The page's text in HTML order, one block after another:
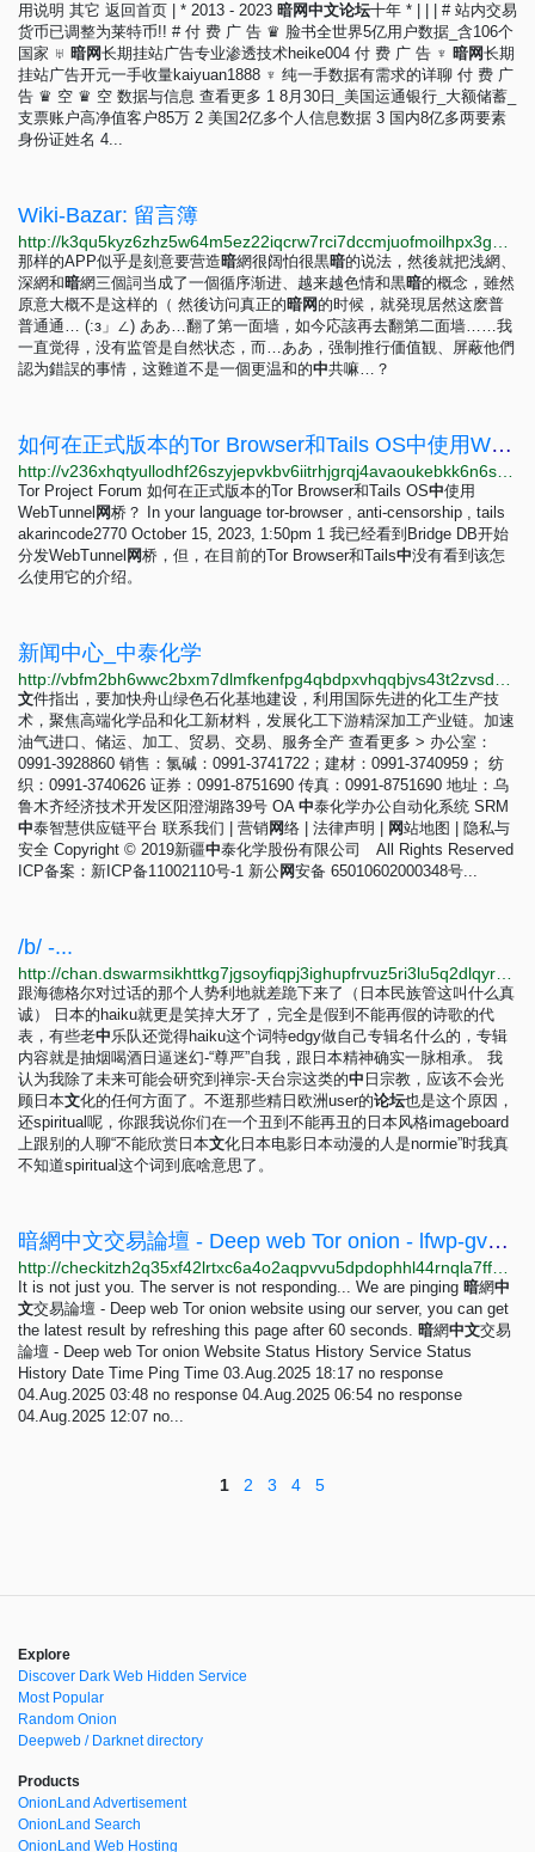
用说明 其它 返回首页 | * 2013 - 2023 暗网中文论坛十年 * | | | # 站内交易
货币已调整为莱特币!! # 付 费 广 告 ♛ 脸书全世界5亿用户数据_含106个
国家 ♅ 暗网长期挂站广告专业渗透技术heike004 付 费 广 告 ♆ 暗网长期
挂站广告开元一手收量kaiyuan1888 ♆ 纯一手数据有需求的详聊 付 费 广
告 ♛ 空 ♛ 空 数据与信息 查看更多 1 8月30日_美国运通银行_大额储蓄_
支票账户高净值客户85万 2 美国2亿多个人信息数据 3 国内8亿多两要素
身份证姓名 4...
Wiki-Bazar: 留言簿
那样的APP似乎是刻意要营造暗網很阔怕很黒暗的说法，然後就把浅網、
深網和暗網三個詞当成了一個循序渐进、越来越色情和黒暗的概念，雖然
原意大概不是这样的（ 然後访问真正的暗网 的时候，就発現居然这麽普
普通通… (:з」∠) ああ…翻了第一面墙，如今応該再去翻第二面墙……我
一直觉得，没有监管是自然状态，而…ああ，强制推行価值観、屏蔽他們
認为錯誤的事情，这難道不是一個更温和的中共嘛…？
如何在正式版本的Tor Browser和Tails OS中使用WebTunnel网桥？ - In your language - Tor Project Forum
Tor Project Forum 如何在正式版本的Tor Browser和Tails OS中使用
WebTunnel 网桥？ In your language tor-browser , anti-censorship , tails
akarincode2770 October 15, 2023, 1:50pm 1 我已经看到Bridge DB开始
分发WebTunnel 网桥，但，在目前的Tor Browser和Tails中没有看到该怎
么使用它的介绍。
新闻中心_中泰化学
文件指出，要加快舟山绿色石化基地建设，利用国际先进的化工生产技
术，聚焦高端化学品和化工新材料，发展化工下游精深加工产业链。加速
油气进口、储运、加工、贸易、交易、服务全产 查看更多 > 办公室：
0991-3928860 销售：氯碱：0991-3741722；建材：0991-3740959； 纺
织：0991-3740626 证券：0991-8751690 传真：0991-8751690 地址：乌
鲁木齐经济技术开发区阳澄湖路39号 OA 中泰化学办公自动化系统 SRM
中泰智慧供应链平台 联系我们 | 营销 网络 | 法律声明 | 网站地图 | 隐私与
安全 Copyright © 2019新疆中泰化学股份有限公司 All Rights Reserved
ICP备案：新ICP备11002110号-1 新公网安备 65010602000348号...
/b/ -...
跟海德格尔对过话的那个人势利地就差跪下来了（日本民族管这叫什么真
诚） 日本的haiku就更是笑掉大牙了，完全是假到不能再假的诗歌的代
表，有些老中乐队还觉得haiku这个词特edgy做自己专辑名什么的，专辑
内容就是抽烟喝酒日逼迷幻-“尊严”自我，跟日本精神确实一脉相承。 我
认为我除了未来可能会研究到禅宗-天台宗这类的中 日宗教，应该不会光
顾日本文化的任何方面了。不逛那些精日欧洲user的论坛也是这个原因，
还spiritual呢，你跟我说你们在一个丑到不能再丑的日本风格imageboard
上跟别的人聊“不能欣赏日本文化日本电影日本动漫的人是normie”时我真
不知道spiritual这个词到底啥意思了。
暗網中文交易論壇 - Deep web Tor onion - lfwp-gvyd.onion - Check It Onion
It is not just you. The server is not responding... We are pinging 暗網中
文交易論壇 - Deep web Tor onion website using our server, you can get
the latest result by refreshing this page after 60 seconds. 暗網中文交易
論壇 - Deep web Tor onion Website Status History Service Status
History Date Time Ping Time 03.Aug.2025 18:17 no response
04.Aug.2025 03:48 no response 04.Aug.2025 06:54 no response
04.Aug.2025 12:07 no...
1 2 3 4 5
Explore
Discover Dark Web Hidden Service
Most Popular
Random Onion
Deepweb / Darknet directory
Products
OnionLand Advertisement
OnionLand Search
OnionLand Web Hosting